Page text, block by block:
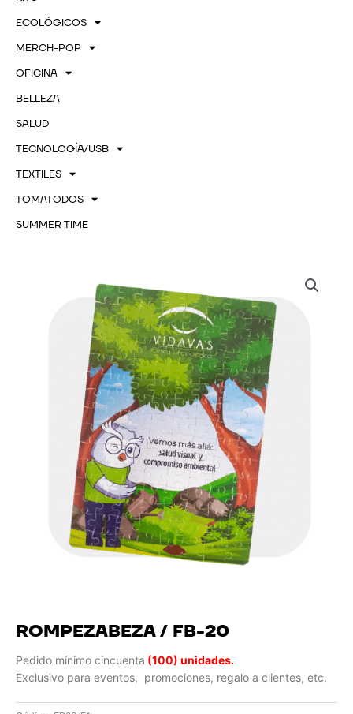
ECOLÓGICOS
MERCH-POP
OFICINA
BELLEZA
SALUD
TECNOLOGÍA/USB
TEXTILES
TOMATODOS
SUMMER TIME
ROMPEZABEZA / FB-20
Pedido mínimo cincuenta (100) unidades.
Exclusivo para eventos, promociones, regalo a clientes, etc.